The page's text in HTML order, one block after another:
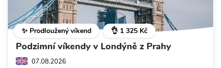
✨ Prodloužený víkend 👌 1 325 Kč
Podzimní víkendy v Londýně z Prahy
07.08.2026